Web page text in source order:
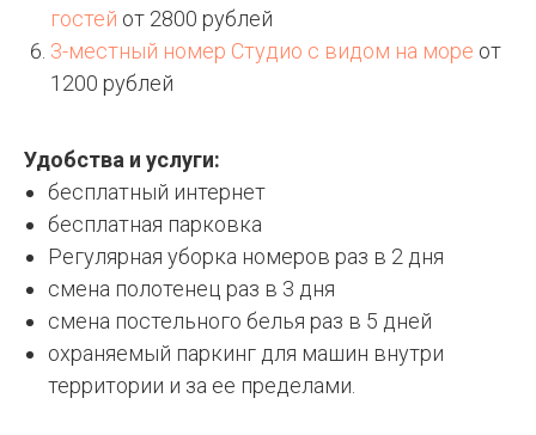
гостей от 2800 рублей
3-местный номер Студио с видом на море от
1200 рублей
Удобства и услуги:
бесплатный интернет
бесплатная парковка
Регулярная уборка номеров раз в 2 дня
смена полотенец раз в 3 дня
смена постельного белья раз в 5 дней
охраняемый паркинг для машин внутри
территории и за ее пределами.